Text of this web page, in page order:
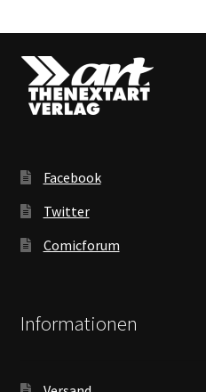
Facebook
Twitter
Comicforum
Informationen